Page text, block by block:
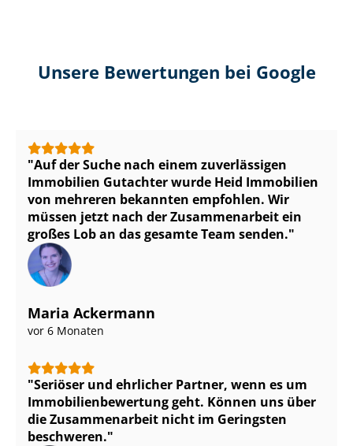
Unsere Bewertungen bei Google
Auf der Suche nach einem zuverlässigen
Immobilien Gutachter wurde Heid Immobilien
von mehreren bekannten empfohlen. Wir
müssen jetzt nach der Zusammenarbeit ein
großes Lob an das gesamte Team senden.
Maria Ackermann
vor 6 Monaten
Seriöser und ehrlicher Partner, wenn es um
Im­mo­bi­li­en­be­wer­tung geht. Können uns über
die Zusammenarbeit nicht im Geringsten
beschweren.